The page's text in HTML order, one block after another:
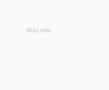
REKLAMA